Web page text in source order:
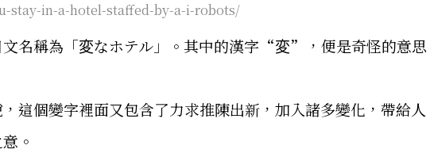
stay-in-a-hotel-staffed-by-a-i-robots/
名稱為「変なホテル」。其中的漢字“変”，便是奇怪的意思
這個變字裡面又包含了力求推陳出新，加入諸多變化，帶給人
。